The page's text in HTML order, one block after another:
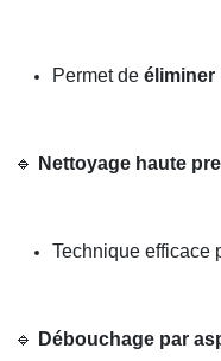
Permet de éliminer
🔹 Nettoyage haute
Technique efficace
🔹 Débouchage par